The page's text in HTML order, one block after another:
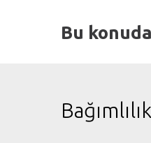
Bu